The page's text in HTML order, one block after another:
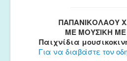
ΠΑΠΑΝΙΚΟΛΑΟΥ
ΜΕ ΜΟΥΣΙΚΗ ΜΕ
Παιχνίδια
Για να διαβάστε τον